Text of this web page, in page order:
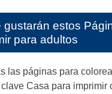
gustarán estos
para adultos
las páginas para
Casa para imprimir